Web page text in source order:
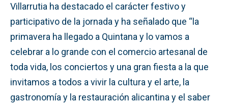
Villarrutia ha destacado el carácter festivo y
participativo de la jornada y ha señalado que “la
primavera ha llegado a Quintana y lo vamos a
celebrar a lo grande con el comercio artesanal de
toda vida, los conciertos y una gran fiesta a la que
invitamos a todos a vivir la cultura y el arte, la
gastronomía y la restauración alicantina y el saber